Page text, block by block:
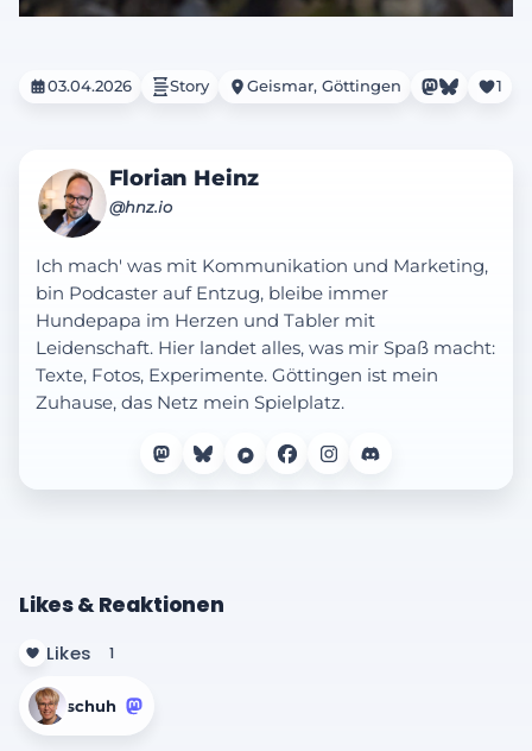
03.04.2026 Story Geismar, Göttingen 1
Florian Heinz
@hnz.io
Ich mach' was mit Kommunikation und Marketing,
bin Podcaster auf Entzug, bleibe immer
Hundepapa im Herzen und Tabler mit
Leidenschaft. Hier landet alles, was mir Spaß macht:
Texte, Fotos, Experimente. Göttingen ist mein
Zuhause, das Netz mein Spielplatz.
Likes & Reaktionen
Likes 1
schuh